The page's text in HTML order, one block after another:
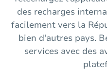
des recharges
facilement vers la
bien d'autres pays.
services avec des